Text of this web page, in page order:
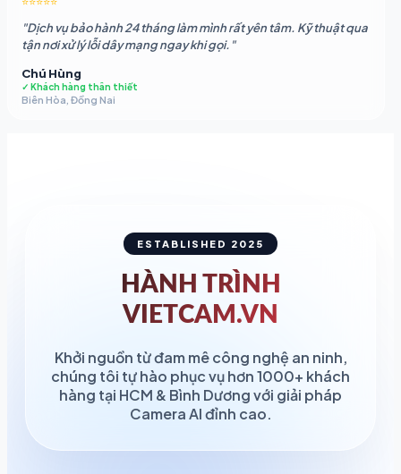
"Dịch vụ bảo hành 24 tháng làm mình rất yên tâm. Kỹ thuật qua
tận nơi xử lý lỗi dây mạng ngay khi gọi."
Chú Hùng
✓ Khách hàng thân thiết
Biên Hòa, Đồng Nai
ESTABLISHED 2025
HÀNH TRÌNH
VIETCAM.VN
Khởi nguồn từ đam mê công nghệ an ninh,
chúng tôi tự hào phục vụ hơn 1000+ khách
hàng tại HCM & Bình Dương với giải pháp
Camera AI đỉnh cao.